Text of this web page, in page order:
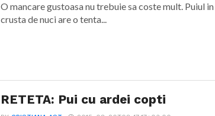
O mancare gustoasa nu trebuie sa coste mult. Puiul in
crusta de nuci are o tenta...
RETETA: Pui cu ardei copti